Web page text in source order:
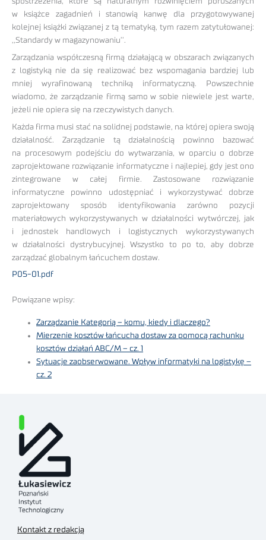
w książce zagadnień i stanowią kanwę dla przygotowywanej
kolejnej książki związanej z tą tematyką, tym razem zatytułowanej:
,,Standardy w magazynowaniu’’.
Zarządzania współczesną firmą działającą w obszarach związanych
z logistyką nie da się realizować bez wspomagania bardziej lub
mniej wyrafinowaną techniką informatyczną. Powszechnie
wiadomo, że zarządzanie firmą samo w sobie niewiele jest warte,
jeżeli nie opiera się na rzeczywistych danych.
Każda firma musi stać na solidnej podstawie, na której opiera swoją
działalność. Zarządzanie tą działalnością powinno bazować
na procesowym podejściu do wytwarzania, w oparciu o dobrze
zaprojektowane rozwiązanie informatyczne i najlepiej, gdy jest ono
zintegrowane w całej firmie. Zastosowane rozwiązanie
informatyczne powinno udostępniać i wykorzystywać dobrze
zaprojektowany sposób identyfikowania zarówno pozycji
materiałowych wykorzystywanych w działalności wytwórczej, jak
i jednostek handlowych i logistycznych wykorzystywanych
w działalności dystrybucyjnej. Wszystko to po to, aby dobrze
zarządzać globalnym łańcuchem dostaw.
P05-01.pdf
Powiązane wpisy:
Zarządzanie Kategorią – komu, kiedy i dlaczego?
Mierzenie kosztów łańcucha dostaw za pomocą rachunku
kosztów działań ABC/M – cz. 1
Sytuacje zaobserwowane. Wpływ informatyki na logistykę –
cz. 2
Kontakt z redakcją